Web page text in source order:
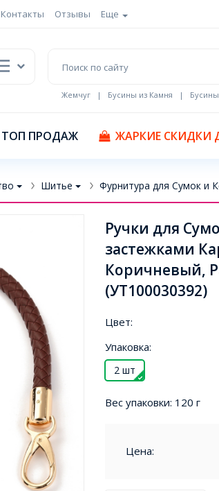
Контакты Отзывы Еще
Жемчуг | Бусины из Камня |
ТОП ПРОДАЖ ЖАРКИЕ СКИДКИ
Шитье Фурнитура для Сумок и
Ручки для
застежками
Коричневый,
(УТ100030392)
Цвет:
Упаковка:
2 шт
Вес упаковки: 120 г
Цена: